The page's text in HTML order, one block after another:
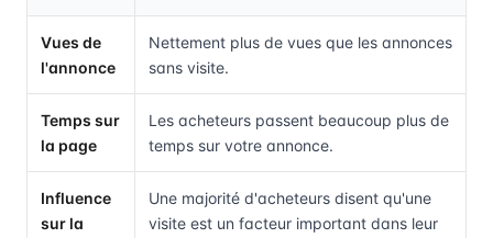
Vues de
l'annonce
Nettement plus de vues que les annonces
sans visite.
Temps sur
la page
Les acheteurs passent beaucoup plus de
temps sur votre annonce.
Influence
sur la
Une majorité d'acheteurs disent qu'une
visite est un facteur important dans leur